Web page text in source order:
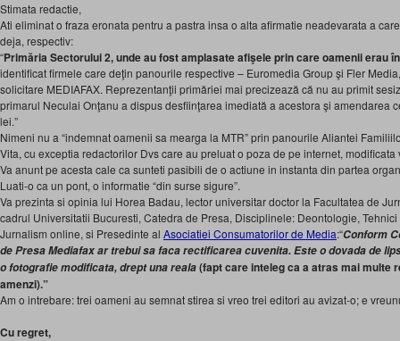
Stimata redactie,
Ati eliminat o fraza eronata pentru a pastra insa o alta afirmatie neadevarata a
deja, respectiv:
“Primăria Sectorului 2, unde au fost amplasate afişele prin care oamenii erau
identificat firmele care deţin panourile respective – Euromedia Group şi Fler
solicitare MEDIAFAX. Reprezentanţii primăriei mai precizează că nu au primit
primarul Neculai Onţanu a dispus desfiinţarea imediată a acestora şi amendarea
lei.”
Nimeni nu a “indemnat oamenii sa mearga la MTR” prin panourile Aliantei
Vita, cu exceptia redactorilor Dvs care au preluat o poza de pe internet, modificata
Va anunt pe acesta cale ca sunteti pasibili de o actiune in instanta din partea
Luati-o ca un pont, o informatie “din surse sigure”.
Va prezinta si opinia lui Horea Badau, lector universitar doctor la Facultatea de
cadrul Universitatii Bucuresti, Catedra de Presa, Disciplinele: Deontologie,
Jurnalism online, si Presedinte al Asociatiei Consumatorilor de Media:“Conform
de Presa Mediafax ar trebui sa faca rectificarea cuvenita. Este o dovada de
o fotografie modificata, drept una reala(fapt care inteleg ca a atras mai multe
amenzi).”
Am o intrebare: trei oameni au semnat stirea si vreo trei editori au avizat-o; e
Cu regret,